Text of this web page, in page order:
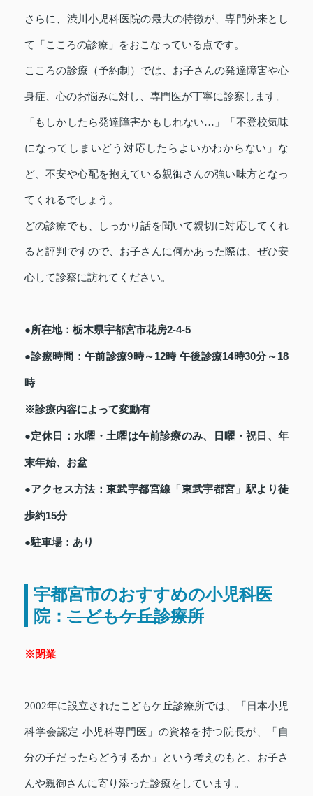
さらに、渋川小児科医院の最大の特徴が、専門外来とし
て「こころの診療」をおこなっている点です。
こころの診療（予約制）では、お子さんの発達障害や心
身症、心のお悩みに対し、専門医が丁寧に診察します。
「もしかしたら発達障害かもしれない…」「不登校気味
になってしまいどう対応したらよいかわからない」な
ど、不安や心配を抱えている親御さんの強い味方となっ
てくれるでしょう。
どの診療でも、しっかり話を聞いて親切に対応してくれ
ると評判ですので、お子さんに何かあった際は、ぜひ安
心して診察に訪れてください。
●所在地：栃木県宇都宮市花房2-4-5
●診療時間：午前診療9時～12時 午後診療14時30分～18
時
※診療内容によって変動有
●定休日：水曜・土曜は午前診療のみ、日曜・祝日、年
末年始、お盆
●アクセス方法：東武宇都宮線「東武宇都宮」駅より徒
歩約15分
●駐車場：あり
宇都宮市のおすすめの小児科医
院： こどもケ丘診療所
※閉業
2002年に設立されたこどもケ丘診療所では、「日本小児
科学会認定 小児科専門医」の資格を持つ院長が、「自
分の子だったらどうするか」という考えのもと、お子さ
んや親御さんに寄り添った診療をしています。